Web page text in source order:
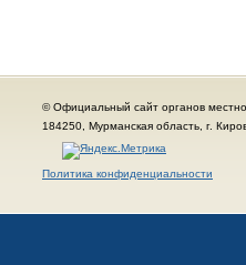
© Официальный сайт органов
184250, Мурманская область, г.
Политика конфиденциальности